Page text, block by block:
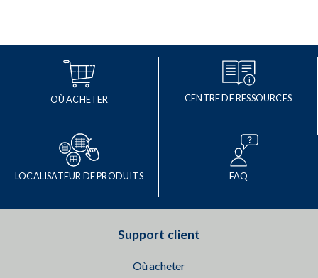
OÙ ACHETER CENTRE DE RESSOURCES
LOCALISATEUR DE PRODUITS FAQ
Support client
Où acheter